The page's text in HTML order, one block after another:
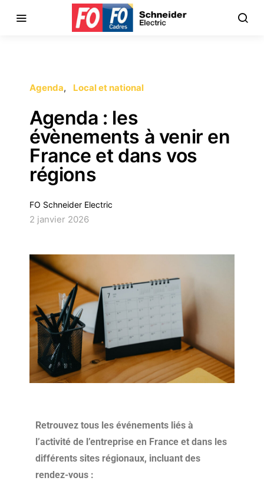
Agenda Local et national
Agenda : les
évènements à venir en
France et dans vos
régions
FO Schneider Electric
2 janvier 2026
Retrouvez tous les événements liés à
l’activité de l’entreprise en France et dans les
différents sites régionaux, incluant des
rendez-vous :